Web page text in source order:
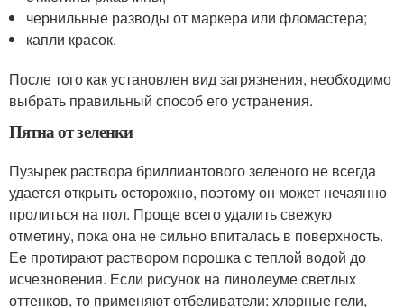
чернильные разводы от маркера или фломастера;
капли красок.
После того как установлен вид загрязнения, необходимо
выбрать правильный способ его устранения.
Пятна от зеленки
Пузырек раствора бриллиантового зеленого не всегда
удается открыть осторожно, поэтому он может нечаянно
пролиться на пол. Проще всего удалить свежую
отметину, пока она не сильно впиталась в поверхность.
Ее протирают раствором порошка с теплой водой до
исчезновения. Если рисунок на линолеуме светлых
оттенков, то применяют отбеливатели: хлорные гели,